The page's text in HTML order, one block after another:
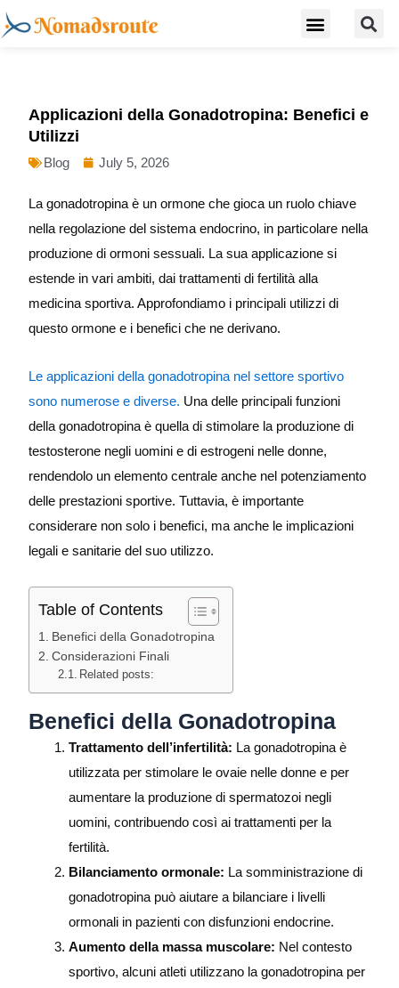
Skip
to
Menu
Applicazioni della Gonadotropina: Benefici e
Utilizzi
Blog July 5, 2026
La gonadotropina è un ormone che gioca un ruolo chiave
nella regolazione del sistema endocrino, in particolare nella
produzione di ormoni sessuali. La sua applicazione si
estende in vari ambiti, dai trattamenti di fertilità alla
medicina sportiva. Approfondiamo i principali utilizzi di
questo ormone e i benefici che ne derivano.
Le applicazioni della gonadotropina nel settore sportivo
sono numerose e diverse. Una delle principali funzioni
della gonadotropina è quella di stimolare la produzione di
testosterone negli uomini e di estrogeni nelle donne,
rendendolo un elemento centrale anche nel potenziamento
delle prestazioni sportive. Tuttavia, è importante
considerare non solo i benefici, ma anche le implicazioni
legali e sanitarie del suo utilizzo.
Table of Contents
Benefici della Gonadotropina
Considerazioni Finali
Related posts:
Benefici della Gonadotropina
Trattamento dell’infertilità: La gonadotropina è
utilizzata per stimolare le ovaie nelle donne e per
aumentare la produzione di spermatozoi negli
uomini, contribuendo così ai trattamenti per la
fertilità.
Bilanciamento ormonale: La somministrazione di
gonadotropina può aiutare a bilanciare i livelli
ormonali in pazienti con disfunzioni endocrine.
Aumento della massa muscolare: Nel contesto
sportivo, alcuni atleti utilizzano la gonadotropina per